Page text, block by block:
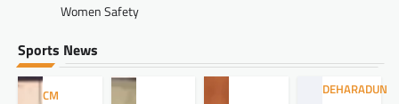
Women Safety
Sports News
CM
DEHARADUN